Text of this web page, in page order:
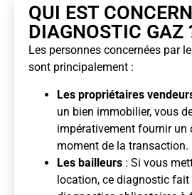
QUI EST
DIAGNOSTIC GAZ
Les personnes concernées par
sont principalement :
Les propriétaires
un bien immobilier, vous
impérativement fournir un
moment de la transaction.
Les bailleurs : Si vous
location, ce diagnostic fait